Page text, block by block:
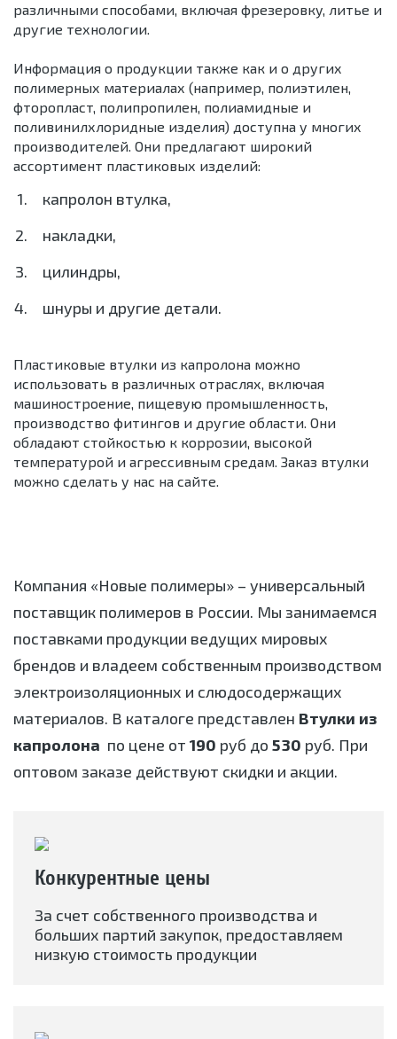
различными способами, включая фрезеровку, литье и
другие технологии.
Информация о продукции также как и о других
полимерных материалах (например, полиэтилен,
фторопласт, полипропилен, полиамидные и
поливинилхлоридные изделия) доступна у многих
производителей. Они предлагают широкий
ассортимент пластиковых изделий:
капролон втулка,
накладки,
цилиндры,
шнуры и другие детали.
Пластиковые втулки из капролона можно
использовать в различных отраслях, включая
машиностроение, пищевую промышленность,
производство фитингов и другие области. Они
обладают стойкостью к коррозии, высокой
температурой и агрессивным средам. Заказ втулки
можно сделать у нас на сайте.
Компания «Новые полимеры» – универсальный
поставщик полимеров в России. Мы занимаемся
поставками продукции ведущих мировых
брендов и владеем собственным производством
электроизоляционных и слюдосодержащих
материалов. В каталоге представлен Втулки из
капролона по цене от 190 руб до 530 руб. При
оптовом заказе действуют скидки и акции.
Конкурентные цены
За счет собственного производства и
больших партий закупок, предоставляем
низкую стоимость продукции